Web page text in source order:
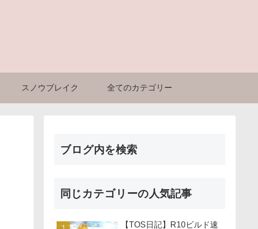
スノウブレイク 全てのカテゴリー
ブログ内を検索
同じカテゴリーの人気記事
【TOS日記】R10ビルド速